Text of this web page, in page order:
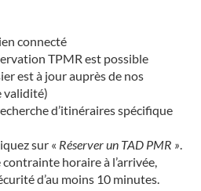
connecté
TPMR est possible
est à jour auprès de nos
validité)
d’itinéraires spécifique
sur « Réserver un TAD PMR ».
contrainte horaire à l’arrivée,
d’au moins 10 minutes.